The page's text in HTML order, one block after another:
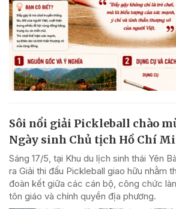
Sôi nổi giải Pickleball chào
Ngày sinh Chủ tịch Hồ Chí
Sáng 17/5, tại Khu du lịch sinh thái Yên
ra Giải thi đấu Pickleball giao hữu nhằm
đoàn kết giữa các cán bộ, công chức
tôn giáo và chính quyền địa phương.